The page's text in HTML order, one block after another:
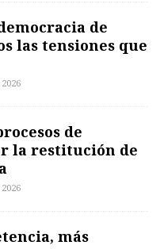
de
las tensiones que
de
la restitución de
más